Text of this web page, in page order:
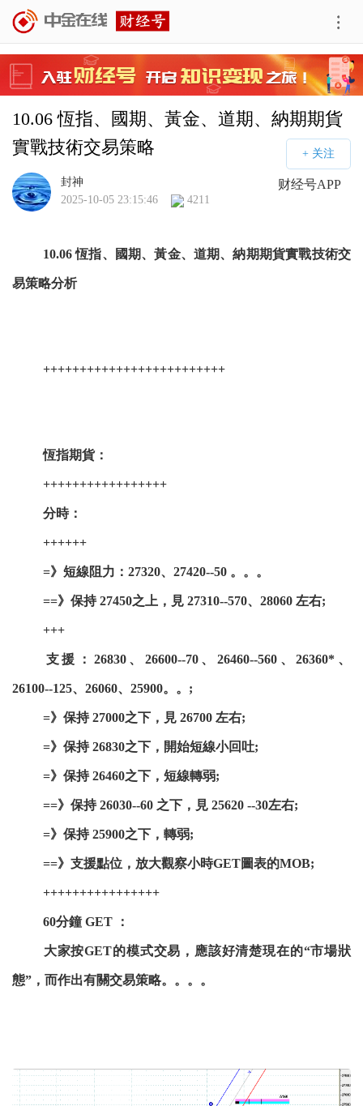
10.06 恆指、國期、黃金、道期、納期期貨
實戰技術交易策略
财经号APP
封神
2025-10-05 23:15:46
4211
10.06 恆指、國期、黃金、道期、納期期貨實戰技術交
易策略分析
+++++++++++++++++++++++++
恆指期貨：
+++++++++++++++++
分時：
++++++
=》短線阻力：27320、27420--50 。。。
==》保持 27450之上，見 27310--570、28060 左右;
+++
支援：26830、26600--70、26460--560、26360*、
26100--125、26060、25900。。;
=》保持 27000之下，見 26700 左右;
=》保持 26830之下，開始短線小回吐;
=》保持 26460之下，短線轉弱;
==》保持 26030--60 之下，見 25620 --30左右;
=》保持 25900之下，轉弱;
==》支援點位，放大觀察小時GET圖表的MOB;
++++++++++++++++
60分鐘 GET ：
大家按GET的模式交易，應該好清楚現在的“市場狀
態”，而作出有關交易策略。。。。